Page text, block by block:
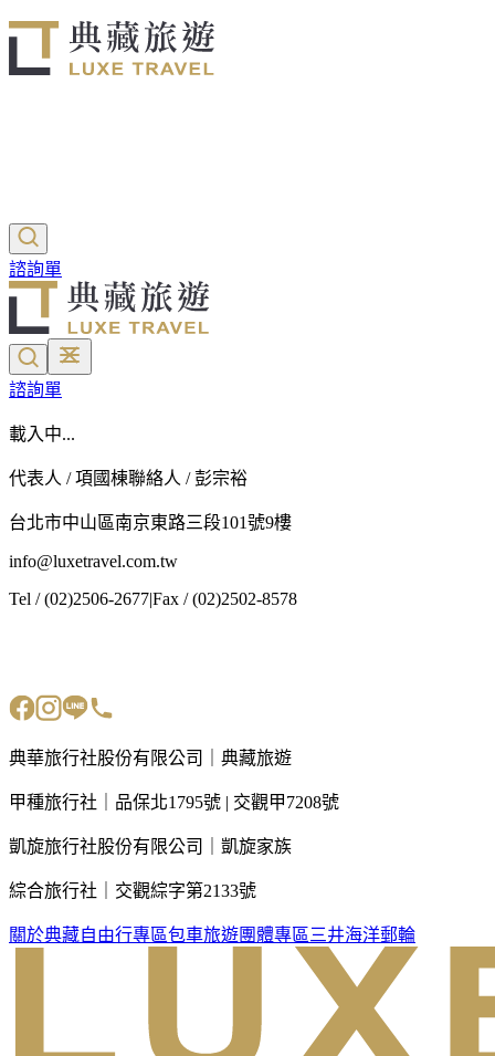
諮詢單
諮詢單
載入中...
代表人 / 項國棟聯絡人 / 彭宗裕
台北市中山區南京東路三段101號9樓
info@luxetravel.com.tw
Tel / (02)2506-2677|Fax / (02)2502-8578
典華旅行社股份有限公司｜典藏旅遊
甲種旅行社｜品保北1795號 | 交觀甲7208號
凱旋旅行社股份有限公司｜凱旋家族
綜合旅行社｜交觀綜字第2133號
關於典藏自由行專區包車旅遊團體專區 三井海洋郵輪